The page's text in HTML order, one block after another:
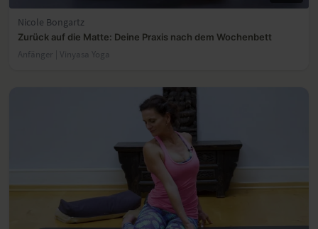
Nicole Bongartz
Zurück auf die Matte: Deine Praxis nach dem Wochenbett
Anfänger | Vinyasa Yoga